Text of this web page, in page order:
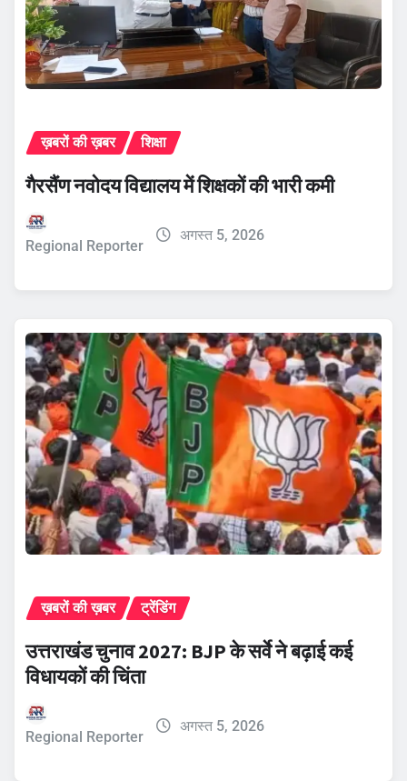
ख़बरों की ख़बर शिक्षा
गैरसैंण नवोदय विद्यालय में शिक्षकों की भारी कमी
Regional Reporter
अगस्त 5, 2026
ख़बरों की ख़बर ट्रेंडिंग
उत्तराखंड चुनाव 2027: BJP के सर्वे ने बढ़ाई कई
विधायकों की चिंता
Regional Reporter
अगस्त 5, 2026